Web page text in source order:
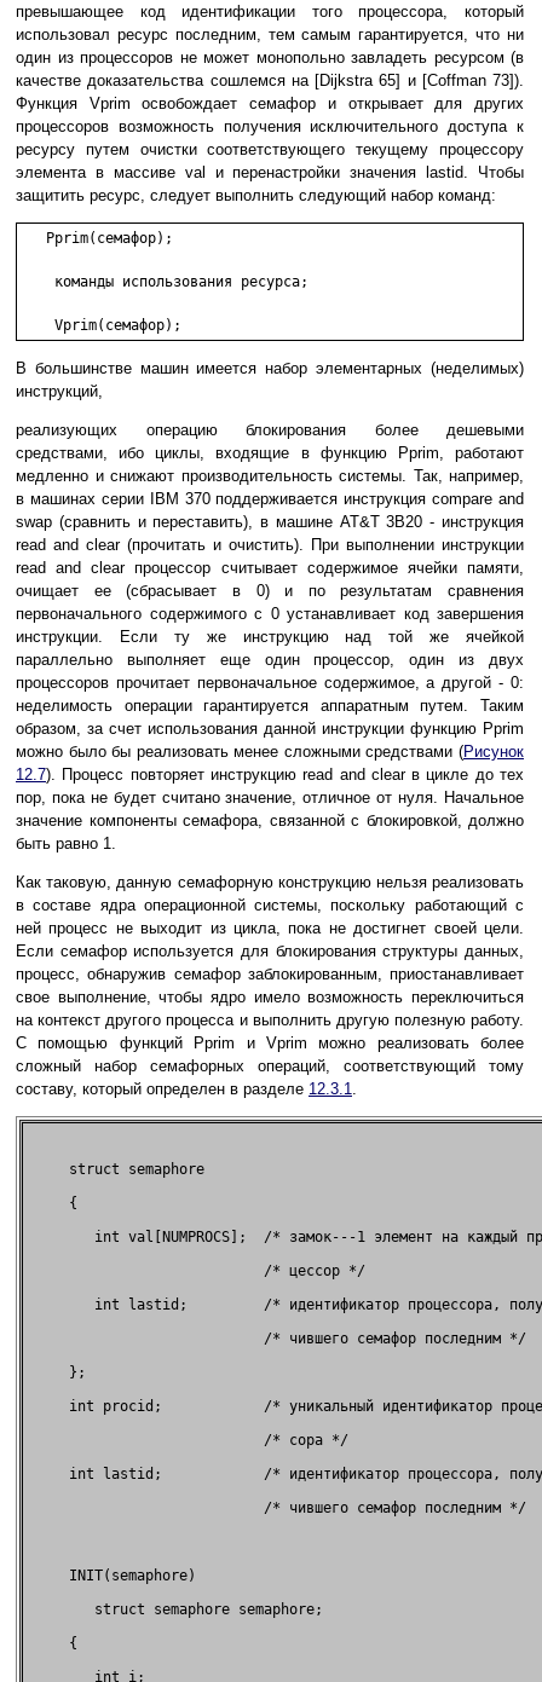
превышающее код идентификации того процессора, который
использовал ресурс последним, тем самым гарантируется, что ни
один из процессоров не может монопольно завладеть ресурсом (в
качестве доказательства сошлемся на [Dijkstra 65] и [Coffman 73]).
Функция Vprim освобождает семафор и открывает для других
процессоров возможность получения исключительного доступа к
ресурсу путем очистки соответствующего текущему процессору
элемента в массиве val и перенастройки значения lastid. Чтобы
защитить ресурс, следует выполнить следующий набор команд:
   Pprim(семафор);
    команды использования ресурса;
    Vprim(семафор);
В большинстве машин имеется набор элементарных (неделимых)
инструкций,
реализующих операцию блокирования более дешевыми
средствами, ибо циклы, входящие в функцию Pprim, работают
медленно и снижают производительность системы. Так, например,
в машинах серии IBM 370 поддерживается инструкция compare and
swap (сравнить и переставить), в машине AT&T 3B20 - инструкция
read and clear (прочитать и очистить). При выполнении инструкции
read and clear процессор считывает содержимое ячейки памяти,
очищает ее (сбрасывает в 0) и по результатам сравнения
первоначального содержимого с 0 устанавливает код завершения
инструкции. Если ту же инструкцию над той же ячейкой
параллельно выполняет еще один процессор, один из двух
процессоров прочитает первоначальное содержимое, а другой - 0:
неделимость операции гарантируется аппаратным путем. Таким
образом, за счет использования данной инструкции функцию Pprim
можно было бы реализовать менее сложными средствами (Рисунок
12.7). Процесс повторяет инструкцию read and clear в цикле до тех
пор, пока не будет считано значение, отличное от нуля. Начальное
значение компоненты семафора, связанной с блокировкой, должно
быть равно 1.
Как таковую, данную семафорную конструкцию нельзя реализовать
в составе ядра операционной системы, поскольку работающий с
ней процесс не выходит из цикла, пока не достигнет своей цели.
Если семафор используется для блокирования структуры данных,
процесс, обнаружив семафор заблокированным, приостанавливает
свое выполнение, чтобы ядро имело возможность переключиться
на контекст другого процесса и выполнить другую полезную работу.
С помощью функций Pprim и Vprim можно реализовать более
сложный набор семафорных операций, соответствующий тому
составу, который определен в разделе 12.3.1.
struct
int val[NUMPROCS];  /* замок---1 элемент на каждый
/* цессор
int lastid;         /* идентификатор процессора,
/* чившего семафор
int procid;            /* уникальный идентификатор
/* сора
int lastid;            /* идентификатор процессора,
/* чившего семафор
struct semaphore
int